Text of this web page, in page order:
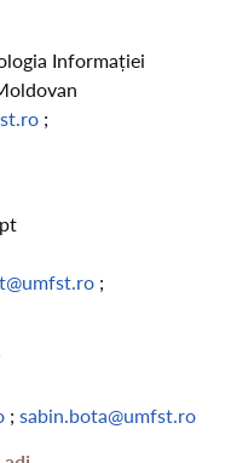
Informației
;
;
; sabin.bota@umfst.ro